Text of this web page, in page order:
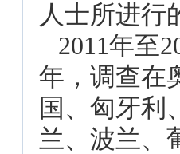
人士所进行
2011年至
年，调查在
国、匈牙利
兰、波兰、